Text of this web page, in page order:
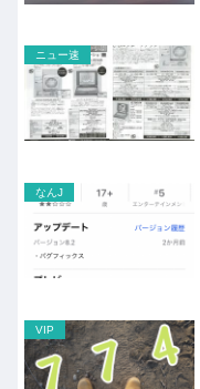
ニュー速
なんJ
VIP